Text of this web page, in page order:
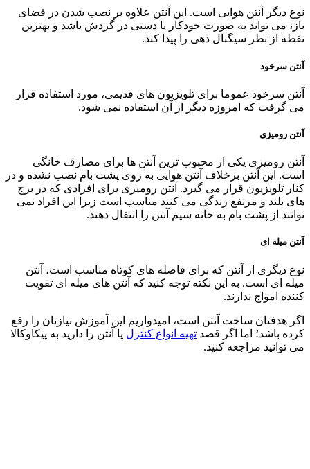
نوع دیگر آنتن هوایی است. این آنتن علاوه بر نصب شدن در فضای
باز، می تواند به صورت خودکار یا دستی در گردش باشد و بهترین
نقطه از نظر سیگنال دهی را پیدا کند.
آنتن سرخود
آنتن سرخود عموما برای تلویزیون های قدیمی، مورد استفاده قرار
می گرفت که امروزه دیگر از آن استفاده نمی شود.
آنتن رومیزی
آنتن رومیزی یکی از محبوب ترین آنتن ها برای مصارف خانگی
است. این آنتن برخلاف آنتن هوایی به روی پشت بام نصب نشده و در
کنار تلویزیون قرار می گیرد. آنتن رومیزی برای افرادی که در برج
های بلند و مرتفع زندگی می کنند مناسب است زیرا این افراد نمی
توانند از پشت بام به خانه سیم آنتن را انتقال دهند.
آنتن میله ای
نوع دیگری از آنتن که برای فاصله های کوتاه مناسب است، آنتن
میله ای است. به این نکته توجه کنید که آنتن های میله ای تقویت
کننده امواج ندارند.
اگر هدفتان ساخت آنتن است، امیدواریم این آموزش نیازتان را رفع
کرده باشد؛ اما اگر قصد تهیه انواع کنترل یا آنتن را دارید به پیکاوکالا
می توانید مراجعه کنید.